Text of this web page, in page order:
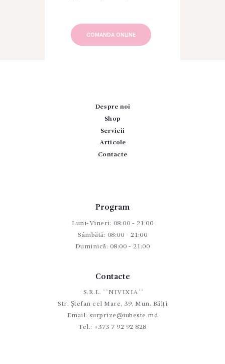
COMANDA ONLINE
Despre noi
Shop
Servicii
Articole
Contacte
Program
Luni-Vineri: 08:00 - 21:00
Sâmbătă: 08:00 - 21:00
Duminică: 08:00 - 21:00
Contacte
S.R.L. ``NIVIXIA``
Str. Ștefan cel Mare, 39. Mun. Bălți
Email: surprize@iubeste.md
Tel.: +373 7 92 92 828